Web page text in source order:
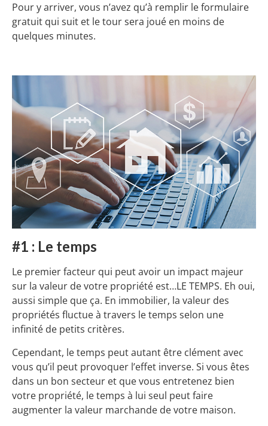
Pour y arriver, vous n’avez qu’à remplir le formulaire
gratuit qui suit et le tour sera joué en moins de
quelques minutes.
#1 : Le temps
Le premier facteur qui peut avoir un impact majeur
sur la valeur de votre propriété est…LE TEMPS. Eh oui,
aussi simple que ça. En immobilier, la valeur des
propriétés fluctue à travers le temps selon une
infinité de petits critères.
Cependant, le temps peut autant être clément avec
vous qu’il peut provoquer l’effet inverse. Si vous êtes
dans un bon secteur et que vous entretenez bien
votre propriété, le temps à lui seul peut faire
augmenter la valeur marchande de votre maison.